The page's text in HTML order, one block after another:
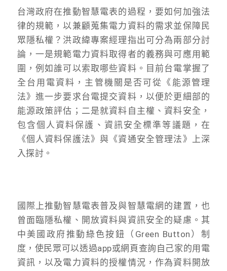
台灣政府在推動智慧電表的過程，要如何加強法
律的規範，以兼顧蒐集電力資料的需求並保障民
眾隱私權？洪政緯專案經理指出可分為兩部分討
論，一是規範電力資料取得者的義務與可應用範
圍，例如誰可以索取哪些資料。目前台電掌握了
全台用電資料，主管機關是否可從《能源管理
法》進一步要求台電提交資料，以便於更細部的
能源政策評估；二是就資料自主權、資料安全，
包含個人資料保護、資訊安全標準等議題，在
《個人資料保護法》與《資通安全管理法》上深
入探討。
國際上推動智慧電表普及與智慧電網的建置，也
曾面臨隱私權、開放資料與資訊安全的疑慮。其
中美國政府推動綠色按鈕（Green Button）制
度，使民眾可以透過app或網頁查詢自己家的用電
資訊，以及電力資料的授權情況，作為資料開放